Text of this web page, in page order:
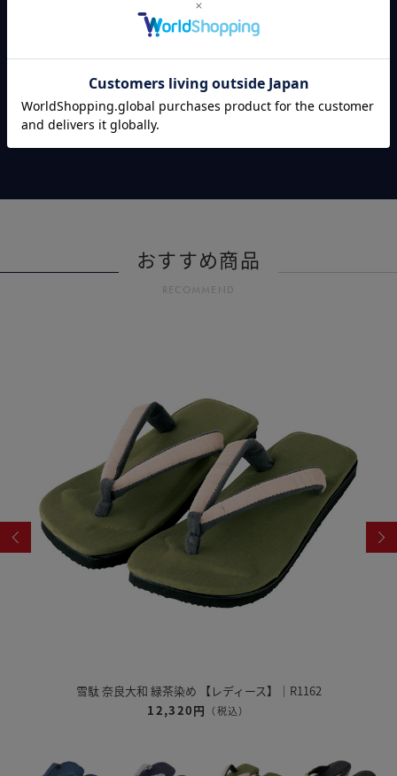
おすすめ商品
RECOMMEND
雪駄 奈良大和 緑茶染め 【レディース】｜R1162
12,320円 （税込）